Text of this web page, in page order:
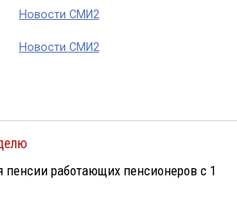
Новости СМИ2
Новости СМИ2
пенсии работающих пенсионеров с 1